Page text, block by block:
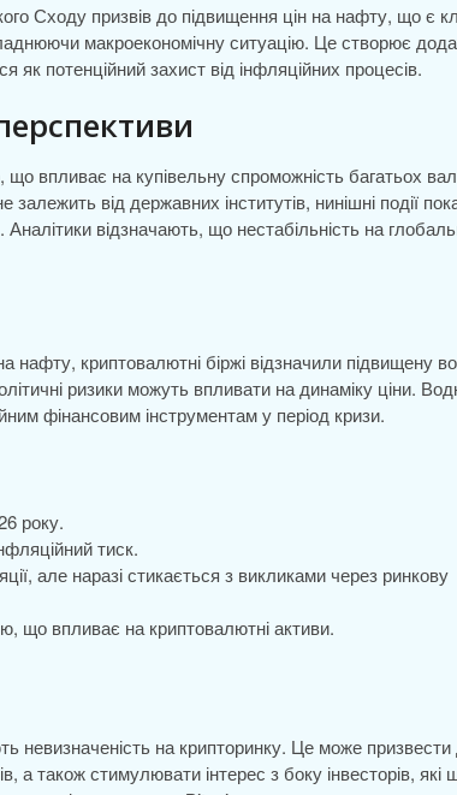
Сходу призвів до підвищення цін на нафту, що є
макроекономічну ситуацію. Це створює
потенційний захист від інфляційних процесів.
що впливає на купівельну спроможність багатьох
від державних інститутів, нинішні події
відзначають, що нестабільність на
нафту, криптовалютні біржі відзначили підвищену
ризики можуть впливати на динаміку ціни.
фінансовим інструментам у період кризи.
року.
тиск.
але наразі стикається з викликами через ринкову
що впливає на криптовалютні активи.
невизначеність на крипторинку. Це може призвести
а також стимулювати інтерес з боку інвесторів, які